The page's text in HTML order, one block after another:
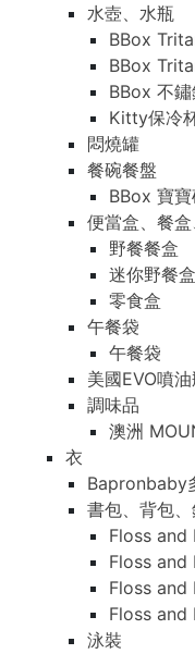
水壺、水瓶
BBox
BBox
BBox 不
Kitty保冷
悶燒罐
餐碗餐盤
BBox 寶
便當盒、餐
野餐餐盒
迷你野餐盒
零食盒
午餐袋
午餐袋
美國EVO噴
調味品
澳洲
衣
Bapronbaby
書包、背包
Floss and
Floss and
Floss and
Floss and
泳裝